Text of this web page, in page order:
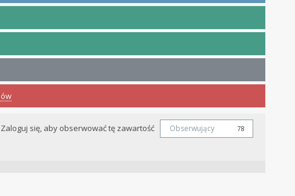
Zaloguj się, aby obserwować tę zawartość Obserwujący 78